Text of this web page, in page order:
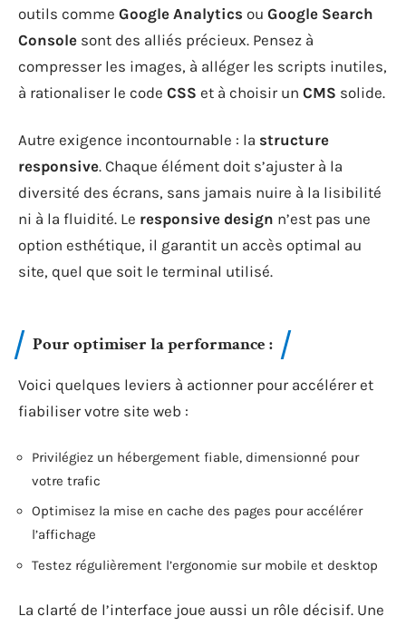
outils comme Google Analytics ou Google Search
Console sont des alliés précieux. Pensez à
compresser les images, à alléger les scripts inutiles,
à rationaliser le code CSS et à choisir un CMS solide.
Autre exigence incontournable : la structure
responsive. Chaque élément doit s’ajuster à la
diversité des écrans, sans jamais nuire à la lisibilité
ni à la fluidité. Le responsive design n’est pas une
option esthétique, il garantit un accès optimal au
site, quel que soit le terminal utilisé.
Pour optimiser la performance :
Voici quelques leviers à actionner pour accélérer et
fiabiliser votre site web :
Privilégiez un hébergement fiable, dimensionné pour
votre trafic
Optimisez la mise en cache des pages pour accélérer
l’affichage
Testez régulièrement l’ergonomie sur mobile et desktop
La clarté de l’interface joue aussi un rôle décisif. Une